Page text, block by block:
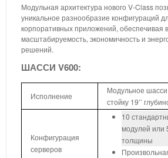
Модульная архитектура нового V-Class
уникальное разнообразие конфигураций
корпоративных приложений, обеспечивая
масштабируемость, экономичность и
решений.
ШАССИ V600:
Исполнение
Модульное шасси
стойку 19’’
Конфигурация
серверов
10
модулей или
толщины